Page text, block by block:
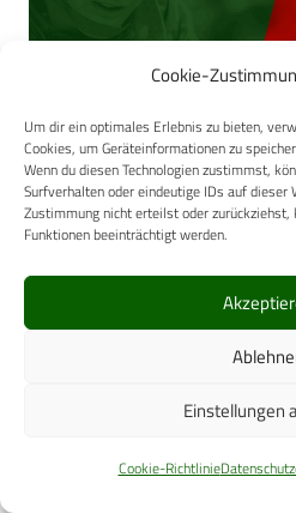
Cookie-
Um dir ein optimales Erlebnis zu bieten,
Cookies, um Geräteinformationen zu
Wenn du diesen Technologien zustimmst,
Surfverhalten oder eindeutige IDs auf dieser
Zustimmung nicht erteilst oder
Funktionen beeinträchtigt werden.
Einstellungen
Cookie-Richtlinie
Abb 3: Veränderung der
Kompartment-Simulierung nach
Vergleich); rechts Differenzwerte